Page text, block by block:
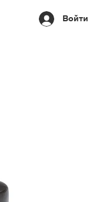
Войти